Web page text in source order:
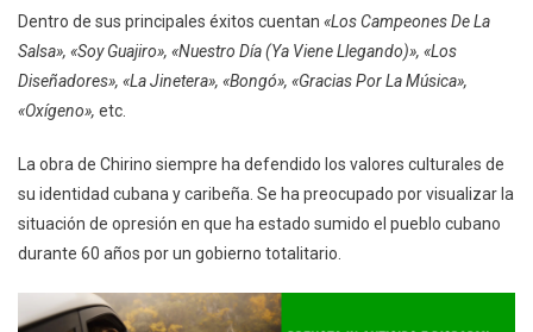
Dentro de sus principales éxitos cuentan «Los Campeones De La
Salsa», «Soy Guajiro», «Nuestro Día (Ya Viene Llegando)», «Los
Diseñadores», «La Jinetera», «Bongó», «Gracias Por La Música»,
«Oxígeno», etc.
La obra de Chirino siempre ha defendido los valores culturales de
su identidad cubana y caribeña. Se ha preocupado por visualizar la
situación de opresión en que ha estado sumido el pueblo cubano
durante 60 años por un gobierno totalitario.